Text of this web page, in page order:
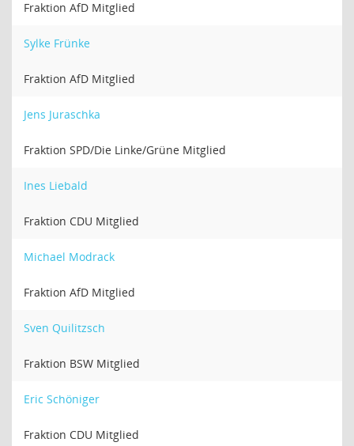
Fraktion AfD Mitglied
Sylke Frünke
Fraktion AfD Mitglied
Jens Juraschka
Fraktion SPD/Die Linke/Grüne Mitglied
Ines Liebald
Fraktion CDU Mitglied
Michael Modrack
Fraktion AfD Mitglied
Sven Quilitzsch
Fraktion BSW Mitglied
Eric Schöniger
Fraktion CDU Mitglied